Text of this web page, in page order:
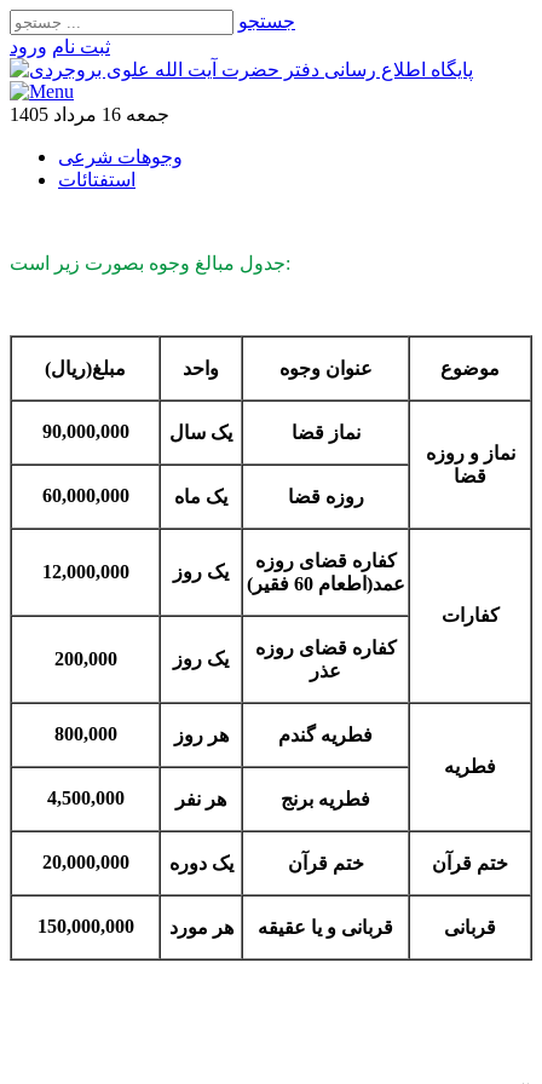
جستجو
ثبت‌ نام ورود
جمعه 16 مرداد 1405
وجوهات شرعی
استفتائات
جدول مبالغ وجوه بصورت زیر است:
موضوع عنوان وجوه واحد مبلغ(ریال)
نماز و روزه
قضا
نماز قضا یک سال 90,000,000
روزه قضا یک ماه 60,000,000
کفارات
کفاره قضای روزه
عمد(اطعام 60 فقیر)
یک روز 12,000,000
کفاره قضای روزه
عذر
یک روز 200,000
فطریه
فطریه گندم هر روز 800,000
فطریه برنج هر نفر 4,500,000
ختم قرآن ختم قرآن یک دوره 20,000,000
قربانی قربانی و یا عقیقه هر مورد 150,000,000